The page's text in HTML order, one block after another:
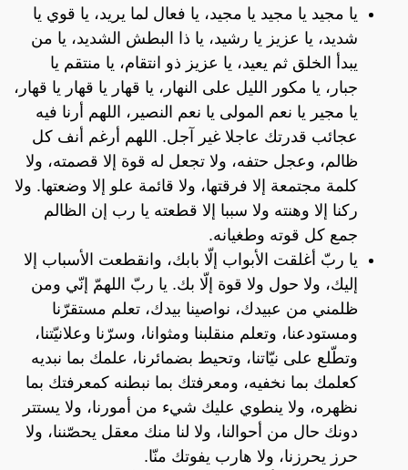
يا مجيد يا مجيد يا مجيد، يا فعال لما يريد، يا قوي يا
شديد، يا عزيز يا رشيد، يا ذا البطش الشديد، يا من
يبدأ الخلق ثم يعيد، يا عزيز ذو انتقام، يا منتقم يا
جبار، يا مكور الليل على النهار، يا قهار يا قهار يا قهار،
يا مجير يا نعم المولى يا نعم النصير، اللهم أرنا فيه
عجائب قدرتك عاجلا غير آجل. اللهم أرغم أنف كل
ظالم، وعجل حتفه، ولا تجعل له قوة إلا قصمته، ولا
كلمة مجتمعة إلا فرقتها، ولا قائمة علو إلا وضعتها. ولا
ركنا إلا وهنته ولا سببا إلا قطعته يا رب إن الظالم
جمع كل قوته وطغيانه.
يا ربّ أغلقت الأبواب إلّا بابك، وانقطعت الأسباب إلا
إليك، ولا حول ولا قوة إلّا بك. يا ربّ اللهمّ إنّي ومن
ظلمني من عبيدك، نواصينا بيدك، تعلم مستقرّنا
ومستودعنا، وتعلم منقلبنا ومثوانا، وسرّنا وعلانيّتنا،
وتطّلع على نيّاتنا، وتحيط بضمائرنا، علمك بما نبديه
كعلمك بما نخفيه، ومعرفتك بما نبطنه كمعرفتك بما
نظهره، ولا ينطوي عليك شيء من أمورنا، ولا يستتر
دونك حال من أحوالنا، ولا لنا منك معقل يحصّننا، ولا
حرز يحرزنا، ولا هارب يفوتك منّا.